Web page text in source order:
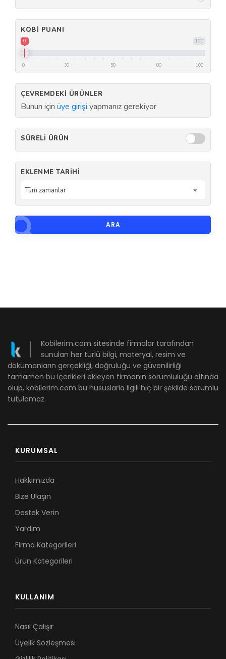
KOBI PUANI
100
0
0 30 50 80 100
ÇEVREMDEKI ÜRÜNLER
Bunun için üye girişi yapmanız gerekiyor
SÜRELI ÜRÜN
EKLENME TARIHI
Tüm zamanlar
ARA
Kobilerim.com sitesinde firmalar tarafından
sunulan her türlü bilgi, materyal, resim ve
dökümanların gerçekliği, doğruluğu ve güvenilirliği
tamamen bu içerikleri ekleyen firmanın sorumluluğu altında
olup, kobilerim.com bu hususlarla ilgili hiç bir şekilde sorumlu
tutulamaz.
KURUMSAL
Hakkımızda
Bize Ulaşın
Destek Verin
Yardım
Firma Kategorileri
Ürün Kategorileri
KULLANIM
Nasıl Çalışır
Üyelik Sözleşmesi